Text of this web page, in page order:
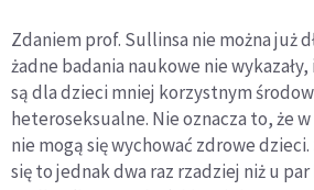
Zdaniem prof. Sullinsa nie można już
żadne badania naukowe nie
są dla dzieci mniej korzystnym
heteroseksualne. Nie oznacza to, że
nie mogą się wychować zdrowe
się to jednak dwa raz rzadziej niż u